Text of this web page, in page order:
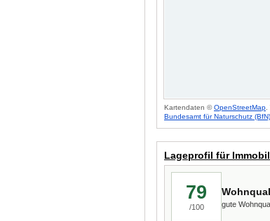
Kartendaten ©OpenStreetMap
Bundesamt für Naturschutz (BfN)
Lageprofil für
79
/100 gute